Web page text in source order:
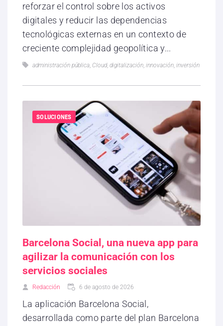
reforzar el control sobre los activos
digitales y reducir las dependencias
tecnológicas externas en un contexto de
creciente complejidad geopolítica y...
administración pública Cloud, digitalización innovación inversión
SOLUCIONES
Barcelona Social, una nueva app para
agilizar la comunicación con los
servicios sociales
Redacción 6 de agosto de 2026
La aplicación Barcelona Social,
desarrollada como parte del plan Barcelona